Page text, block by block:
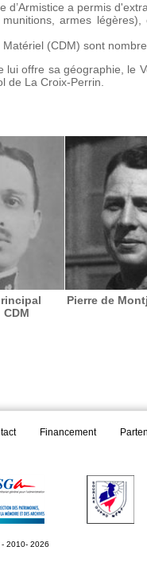
d’Armistice a permis
armes
(CDM) sont
offre sa géographie, le
de La Croix-Perrin.
Pierre de
Financement
2010- 2026